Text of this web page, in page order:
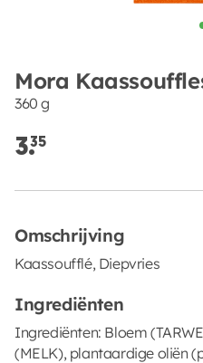
Mora
360 g
3.35
Omschrijving
Kaassoufflé, Diepvries
Ingrediënten
Ingrediënten: Bloem
(MELK), plantaardige oliën